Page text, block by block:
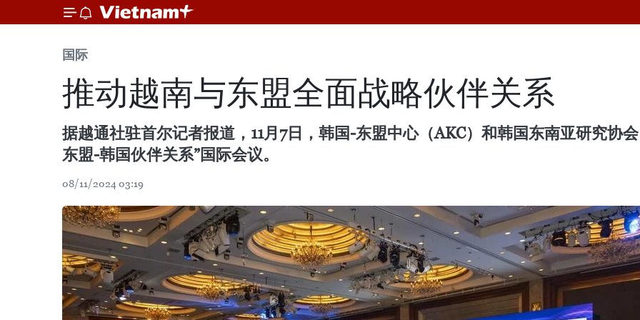
国际
推动越南与东盟全面战略伙伴关系
据越通社驻首尔记者报道，11月7日，韩国-东盟中心（AKC）和韩国东南亚研究协
东盟-韩国伙伴关系”国际会议。
08/11/2024 03:19